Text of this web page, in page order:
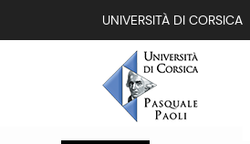
UNIVERSITÀ DI CORSICA
PARTAGE
PDF